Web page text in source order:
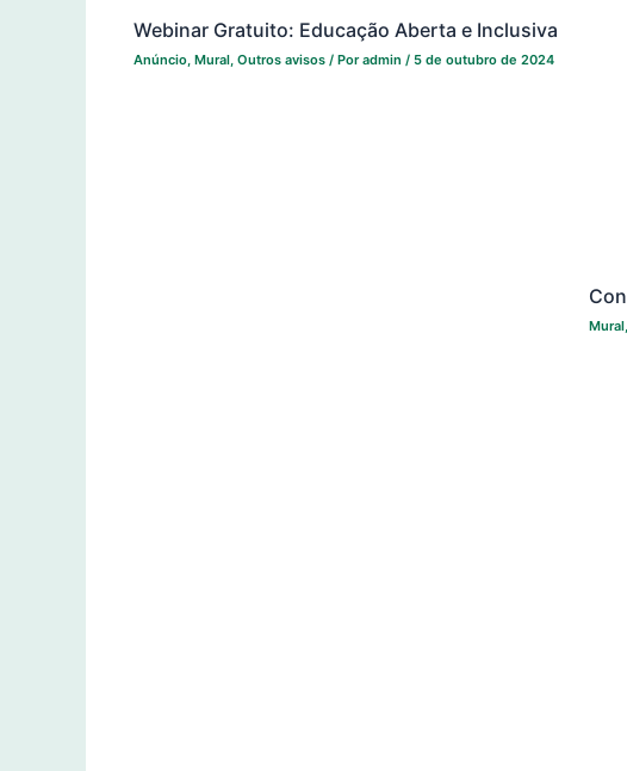
Webinar Gratuito: Educação Aberta e Inclusiva
Anúncio, Mural, Outros avisos / Poradmin / 5 de outubro de 2024
Mural,